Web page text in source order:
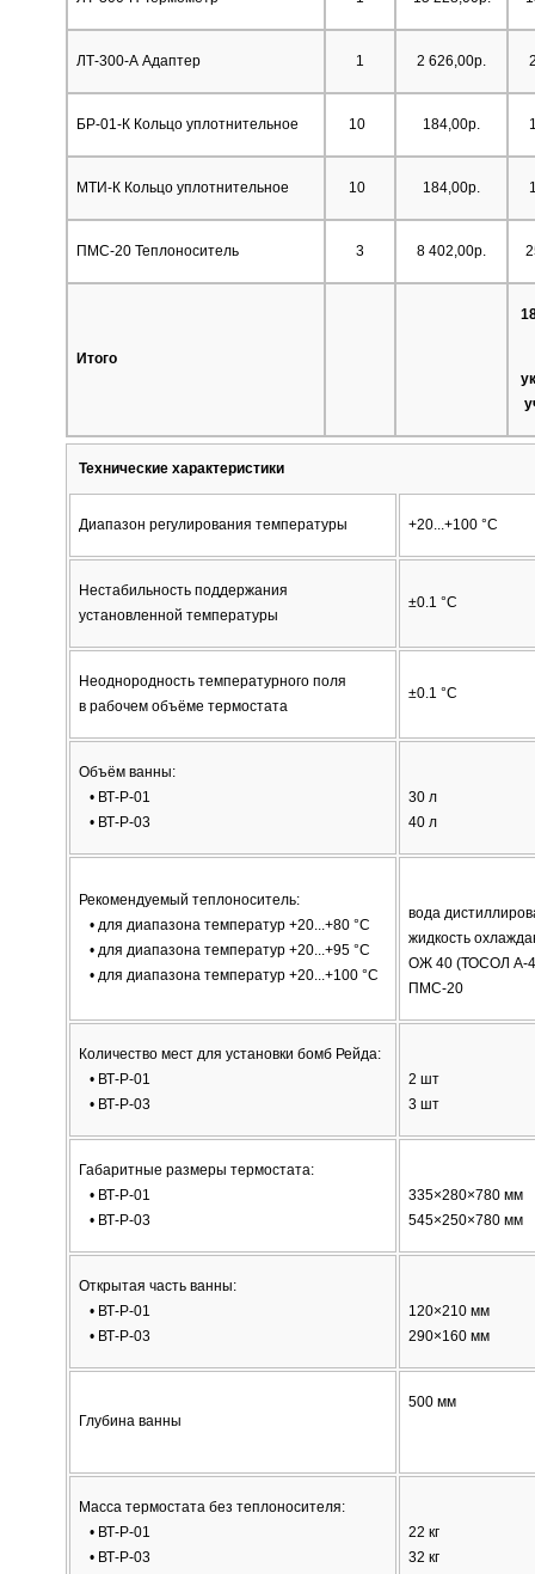
ЛТ-300-А Адаптер 1 2 626,00р.
БР-01-К Кольцо уплотнительное 10 184,00р.
МТИ-К Кольцо уплотнительное 10 184,00р.
ПМС-20 Теплоноситель 3 8 402,00р.
Итого
Технические характеристики
Диапазон регулирования температуры +20...+100 °С
Нестабильность поддержания
установленной температуры
±0.1 °С
Неоднородность температурного поля
в рабочем объёме термостата
±0.1 °С
Объём ванны:
• ВТ-Р-01
• ВТ-Р-03
30 л
40 л
Рекомендуемый теплоноситель:
• для диапазона температур +20...+80 °С
• для диапазона температур +20...+95 °С
• для диапазона температур +20...+100 °С
вода
жидкость
ОЖ 40 (ТОСОЛ А-
ПМС-20
Количество мест для установки бомб Рейда:
• ВТ-Р-01
• ВТ-Р-03
2 шт
3 шт
Габаритные размеры термостата:
• ВТ-Р-01
• ВТ-Р-03
335×280×780 мм
545×250×780 мм
Открытая часть ванны:
• ВТ-Р-01
• ВТ-Р-03
120×210 мм
290×160 мм
Глубина ванны
500 мм
Масса термостата без теплоносителя:
• ВТ-Р-01
• ВТ-Р-03
22 кг
32 кг